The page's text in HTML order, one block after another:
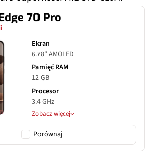
70 Pro
Ekran
6.78" AMOLED
Pamięć RAM
12 GB
Procesor
3.4 GHz
Zobacz więcej
Porównaj